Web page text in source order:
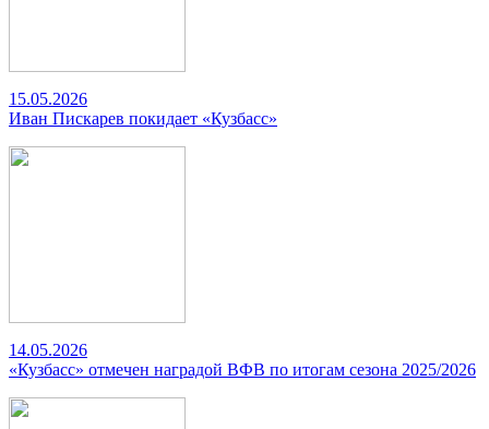
15.05.2026
Иван Пискарев покидает «Кузбасс»
14.05.2026
«Кузбасс» отмечен наградой ВФВ по итогам сезона 2025/2026